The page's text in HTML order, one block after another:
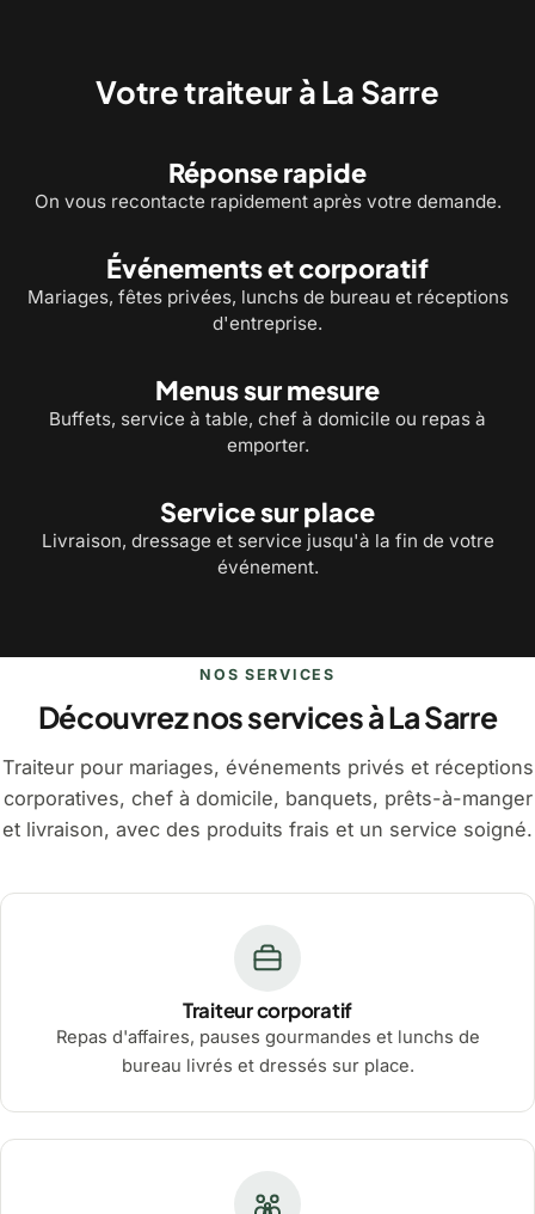
Votre traiteur à La Sarre
Réponse rapide
On vous recontacte rapidement après votre demande.
Événements et corporatif
Mariages, fêtes privées, lunchs de bureau et réceptions
d'entreprise.
Menus sur mesure
Buffets, service à table, chef à domicile ou repas à
emporter.
Service sur place
Livraison, dressage et service jusqu'à la fin de votre
événement.
NOS SERVICES
Découvrez nos services à La Sarre
Traiteur pour mariages, événements privés et réceptions
corporatives, chef à domicile, banquets, prêts-à-manger
et livraison, avec des produits frais et un service soigné.
Traiteur corporatif
Repas d'affaires, pauses gourmandes et lunchs de
bureau livrés et dressés sur place.